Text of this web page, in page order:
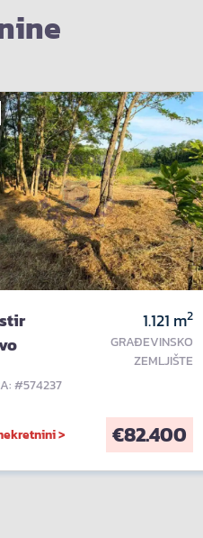
#574237
1.121 m2
GRAĐEVINSKO
ZEMLJIŠTE
> €82.400